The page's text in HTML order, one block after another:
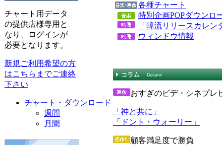
チャート用データ
の提供店様専用と
なり、ログインが
必要となります。
新規ご利用希望の方
はこちらまでご連絡
下さい
チャート・ダウンロード
週間
月間
各種チャート
特別企画POPダウンロ
「韓流リリースカレ
ウィンドウ情報
おすぎのビデ・シネプレ
「神と共に」
「ドント・ウォーリー」
顧客満足度で勝負